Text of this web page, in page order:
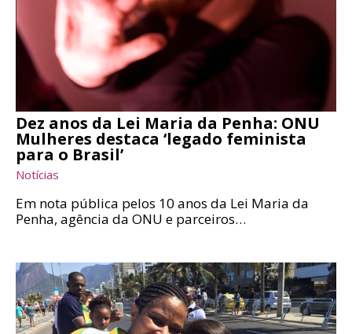
Dez anos da Lei Maria da Penha: ONU
Mulheres destaca ‘legado feminista
para o Brasil’
Notícias
Em nota pública pelos 10 anos da Lei Maria da
Penha, agência da ONU e parceiros…